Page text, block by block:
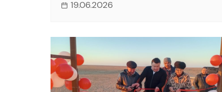
19.06.2026